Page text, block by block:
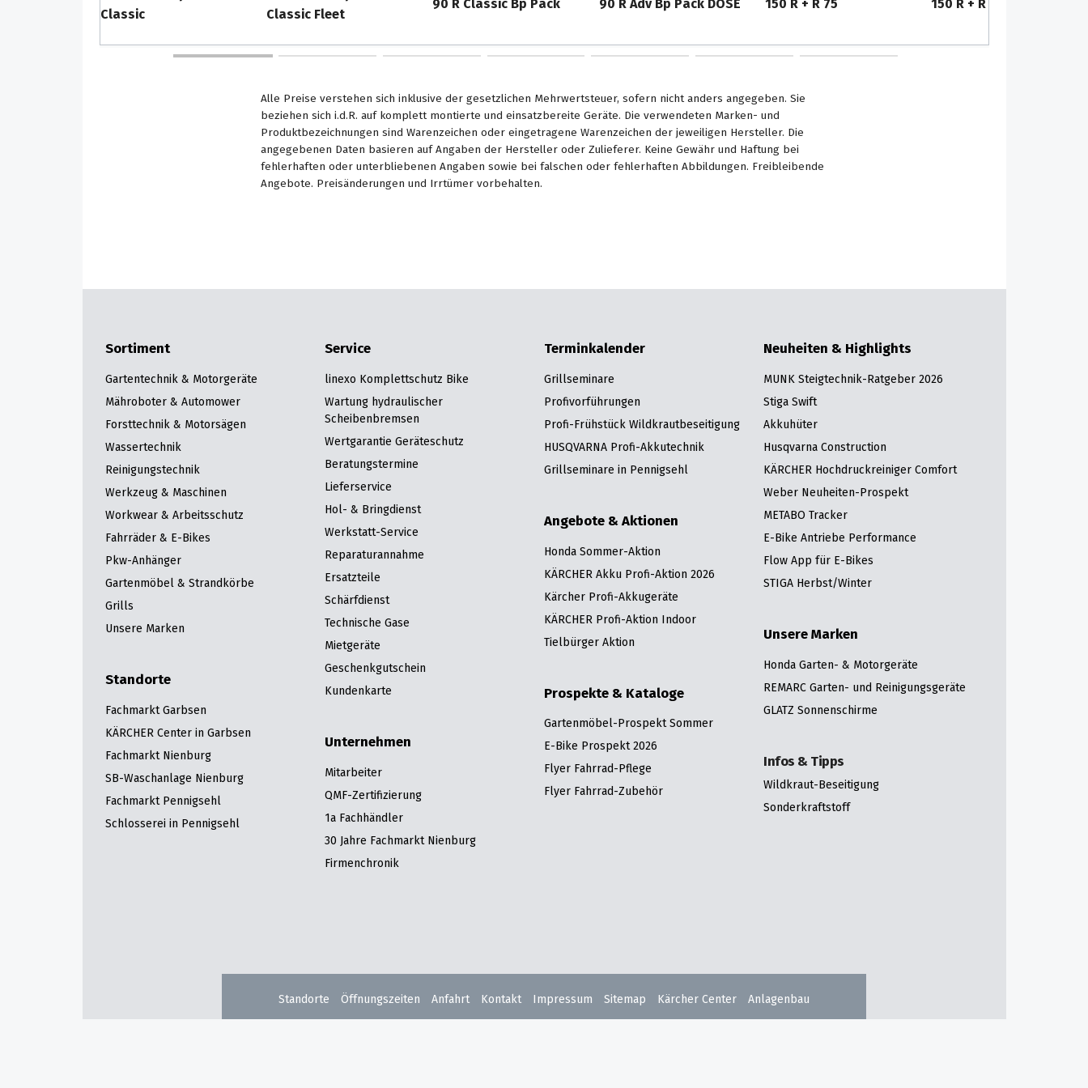
Classic
Classic Fleet
90 R Classic Bp Pack
90 R Adv Bp Pack DOSE
150 R + R 75
150 R + R 75
Alle Preise verstehen sich inklusive der gesetzlichen Mehrwertsteuer, sofern nicht anders angegeben. Sie
beziehen sich i.d.R. auf komplett montierte und einsatzbereite Geräte. Die verwendeten Marken- und
Produktbezeichnungen sind Warenzeichen oder eingetragene Warenzeichen der jeweiligen Hersteller. Die
angegebenen Daten basieren auf Angaben der Hersteller oder Zulieferer. Keine Gewähr und Haftung bei
fehlerhaften oder unterbliebenen Angaben sowie bei falschen oder fehlerhaften Abbildungen. Freibleibende
Angebote. Preisänderungen und Irrtümer vorbehalten.
Sortiment
Gartentechnik & Motorgeräte
Mähroboter & Automower
Forsttechnik & Motorsägen
Wassertechnik
Reinigungstechnik
Werkzeug & Maschinen
Workwear & Arbeitsschutz
Fahrräder & E-Bikes
Pkw-Anhänger
Gartenmöbel & Strandkörbe
Grills
Unsere Marken
Standorte
Fachmarkt Garbsen
KÄRCHER Center in Garbsen
Fachmarkt Nienburg
SB-Waschanlage Nienburg
Fachmarkt Pennigsehl
Schlosserei in Pennigsehl
Service
linexo Komplettschutz Bike
Wartung hydraulischer
Scheibenbremsen
Wertgarantie Geräteschutz
Beratungstermine
Lieferservice
Hol- & Bringdienst
Werkstatt-Service
Reparaturannahme
Ersatzteile
Schärfdienst
Technische Gase
Mietgeräte
Geschenkgutschein
Kundenkarte
Unternehmen
Mitarbeiter
QMF-Zertifizierung
1a Fachhändler
30 Jahre Fachmarkt Nienburg
Firmenchronik
Terminkalender
Grillseminare
Profivorführungen
Profi-Frühstück Wildkrautbeseitigung
HUSQVARNA Profi-Akkutechnik
Grillseminare in Pennigsehl
Angebote & Aktionen
Honda Sommer-Aktion
KÄRCHER Akku Profi-Aktion 2026
Kärcher Profi-Akkugeräte
KÄRCHER Profi-Aktion Indoor
Tielbürger Aktion
Prospekte & Kataloge
Gartenmöbel-Prospekt Sommer
E-Bike Prospekt 2026
Flyer Fahrrad-Pflege
Flyer Fahrrad-Zubehör
Neuheiten & Highlights
MUNK Steigtechnik-Ratgeber 2026
Stiga Swift
Akkuhüter
Husqvarna Construction
KÄRCHER Hochdruckreiniger Comfort
Weber Neuheiten-Prospekt
METABO Tracker
E-Bike Antriebe Performance
Flow App für E-Bikes
STIGA Herbst/Winter
Unsere Marken
Honda Garten- & Motorgeräte
REMARC Garten- und Reinigungsgeräte
GLATZ Sonnenschirme
Infos & Tipps
Wildkraut-Beseitigung
Sonderkraftstoff
Standorte Öffnungszeiten Anfahrt Kontakt Impressum Sitemap Kärcher Center Anlagenbau